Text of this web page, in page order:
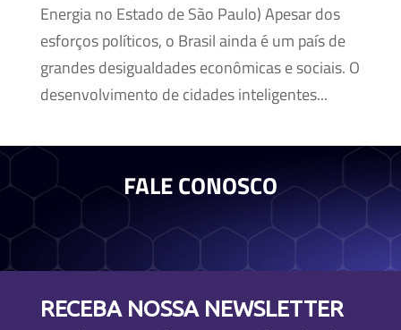
Energia no Estado de São Paulo) Apesar dos
esforços políticos, o Brasil ainda é um país de
grandes desigualdades econômicas e sociais. O
desenvolvimento de cidades inteligentes...
FALE CONOSCO
RECEBA NOSSA NEWSLETTER